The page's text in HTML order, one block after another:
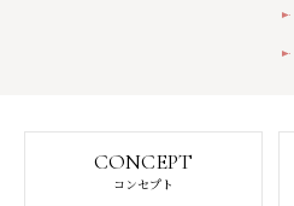
CONCEPT
コンセプト